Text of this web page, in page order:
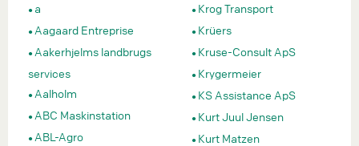
a
Aagaard Entreprise
Aakerhjelms landbrugs
services
Aalholm
ABC Maskinstation
ABL-Agro
Krog Transport
Krüers
Kruse-Consult ApS
Krygermeier
KS Assistance ApS
Kurt Juul Jensen
Kurt Matzen